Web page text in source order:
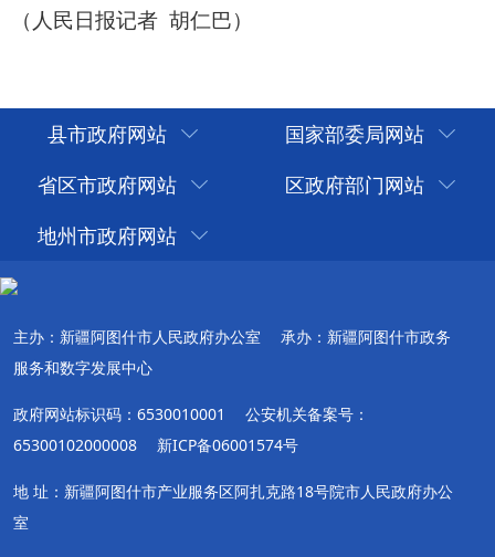
县市政府网站
国家部委局网站
省区市政府网站
区政府部门网站
地州市政府网站
主办：新疆阿图什市人民政府办公室
承办：新疆阿图什市政务
服务和数字发展中心
政府网站标识码：6530010001
公安机关备案号：
65300102000008
新ICP备06001574号
地 址：新疆阿图什市产业服务区阿扎克路18号院市人民政府办公
室